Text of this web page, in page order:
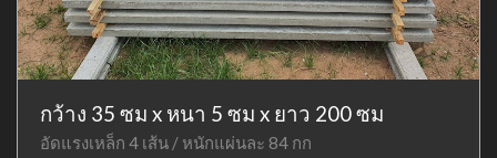
กว้าง 35 ซม x หนา 5 ซม x ยาว 200 ซม
อัดแรงเหล็ก 4 เส้น / หนักแผ่นละ 84 กก